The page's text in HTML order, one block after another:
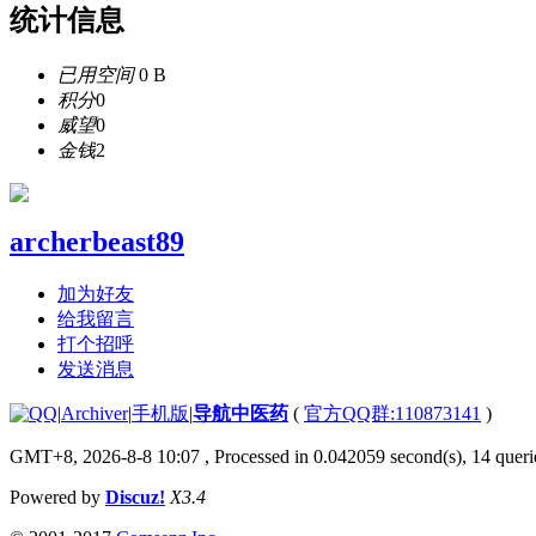
统计信息
已用空间0 B
积分0
威望0
金钱2
archerbeast89
加为好友
给我留言
打个招呼
发送消息
|Archiver|手机版|导航中医药 ( 官方QQ群:110873141 )
GMT+8, 2026-8-8 10:07 , Processed in 0.042059 second(s), 14
Powered by Discuz! X3.4